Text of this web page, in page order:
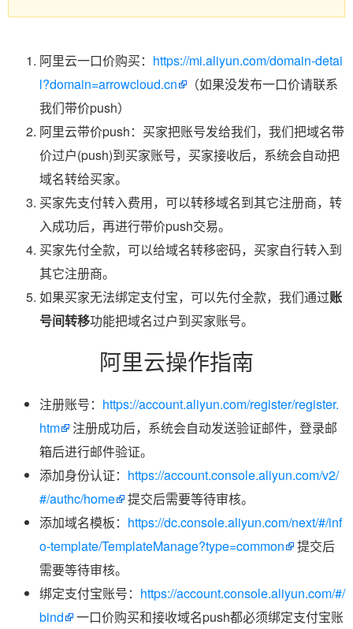
阿里云一口价购买： https://mi.aliyun.com/domain-detai
l?domain=arrowcloud.cn
（如果没发布一口价请联系
我们带价push）
阿里云带价push：买家把账号发给我们，我们把域名带
价过户(push)到买家账号，买家接收后，系统会自动把
域名转给买家。
买家先支付转入费用，可以转移域名到其它注册商，转
入成功后，再进行带价push交易。
买家先付全款，可以给域名转移密码，买家自行转入到
其它注册商。
如果买家无法绑定支付宝，可以先付全款，我们通过账
号间转移功能把域名过户到买家账号。
阿里云操作指南
注册账号： https://account.aliyun.com/register/register.
htm
注册成功后，系统会自动发送验证邮件，登录邮
箱后进行邮件验证。
添加身份认证： https://account.console.aliyun.com/v2/
#/authc/home
提交后需要等待审核。
添加域名模板： https://dc.console.aliyun.com/next/#/inf
o-template/TemplateManage?type=common
提交后
需要等待审核。
绑定支付宝账号： https://account.console.aliyun.com/#/
bind
一口价购买和接收域名push都必须绑定支付宝账